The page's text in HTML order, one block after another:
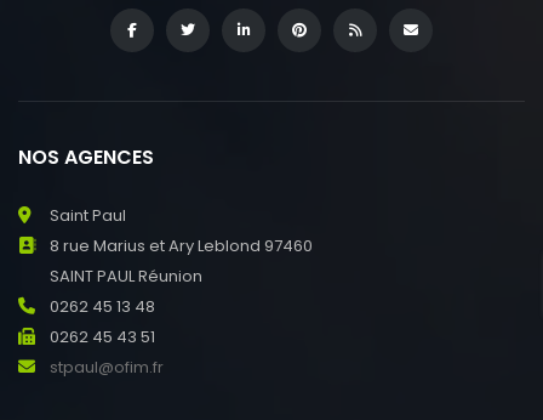
NOS AGENCES
Saint Paul
8 rue Marius et Ary Leblond 97460
SAINT PAUL Réunion
0262 45 13 48
0262 45 43 51
stpaul@ofim.fr